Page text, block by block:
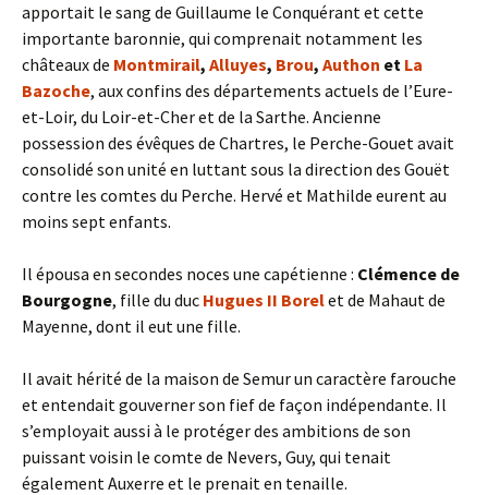
apportait le sang de Guillaume le Conquérant et cette
importante baronnie, qui comprenait notamment les
châteaux de Montmirail, Alluyes, Brou, Authon et La
Bazoche, aux confins des départements actuels de l’Eure-
et-Loir, du Loir-et-Cher et de la Sarthe. Ancienne
possession des évêques de Chartres, le Perche-Gouet avait
consolidé son unité en luttant sous la direction des Gouët
contre les comtes du Perche. Hervé et Mathilde eurent au
moins sept enfants.
Il épousa en secondes noces une capétienne : Clémence de
Bourgogne, fille du duc Hugues II Borelet de Mahaut de
Mayenne, dont il eut une fille.
Il avait hérité de la maison de Semur un caractère farouche
et entendait gouverner son fief de façon indépendante. Il
s’employait aussi à le protéger des ambitions de son
puissant voisin le comte de Nevers, Guy, qui tenait
également Auxerre et le prenait en tenaille.